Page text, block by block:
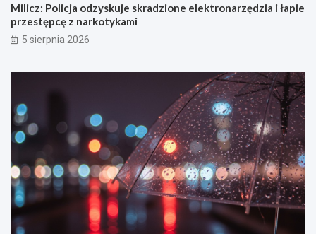
Milicz: Policja odzyskuje skradzione elektronarzędzia i łapie
przestępcę z narkotykami
5 sierpnia 2026